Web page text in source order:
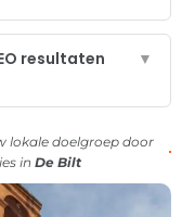
resultaten
▼
lokale doelgroep door
inDe Bilt